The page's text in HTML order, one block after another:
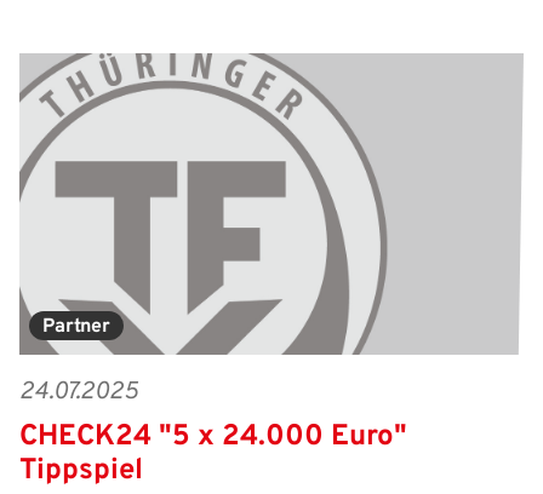
Partner
24.07.2025
CHECK24 "5 x 24.000 Euro"
Tippspiel